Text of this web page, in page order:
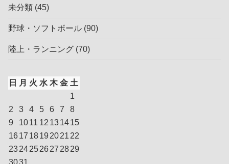
未分類 (45)
野球・ソフトボール (90)
陸上・ランニング (70)
日 月 火 水 木 金 土
1
2
3 4 5 6 7
8
9
1011 12 131415
1617 1819 2021 22
2324252627 2829
3031